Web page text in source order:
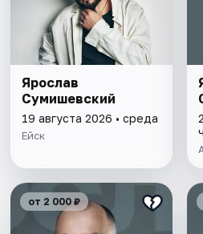
Ярослав
Сумишевский
19 августа 2026 • среда
Ейск
от 2 000 ₽